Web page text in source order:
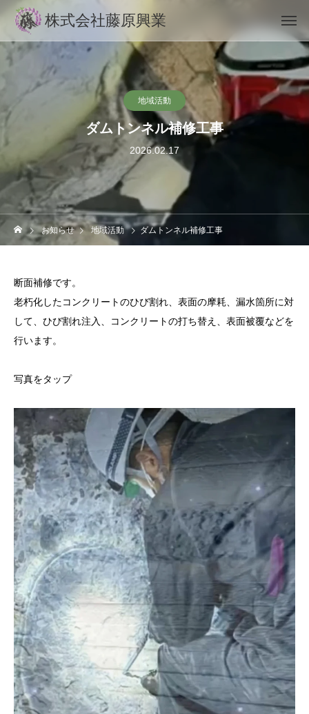
株式会社藤原興業
地域活動
ダムトンネル補修工事
2026.02.17
お知らせ 地域活動 ダムトンネル補修工事
断面補修です。
老朽化したコンクリートのひび割れ、表面の摩耗、漏水箇所に対
して、ひび割れ注入、コンクリートの打ち替え、表面被覆などを
行います。
写真をタップ